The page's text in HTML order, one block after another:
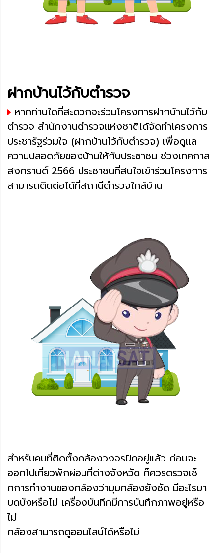
ฝากบ้านไว้กับตำรวจ
หากท่านใดที่สะดวกจะร่วมโครงการฝากบ้านไว้กับ
ตำรวจ สำนักงานตำรวจแห่งชาติได้จัดทำโครงการ
ประชารัฐร่วมใจ (ฝากบ้านไว้กับตำรวจ) เพื่อดูแล
ความปลอดภัยของบ้านให้กับประชาชน ช่วงเทศกาล
สงกรานต์ 2566 ประชาชนที่สนใจเข้าร่วมโครงการ
สามารถติดต่อได้ที่สถานีตำรวจใกล้บ้าน
สำหรับคนที่ติดตั้งกล้องวงจรปิดอยู่แล้ว ก่อนจะ
ออกไปเที่ยวพักผ่อนที่ต่างจังหวัด ก็ควรตรวจเช็
กการทำงานของกล้องว่ามุมกล้องยังชัด มีอะไรมา
บดบังหรือไม่ เครื่องบันทึกมีการบันทึกภาพอยู่หรือ
ไม่
กล้องสามารถดูออนไลน์ได้หรือไม่